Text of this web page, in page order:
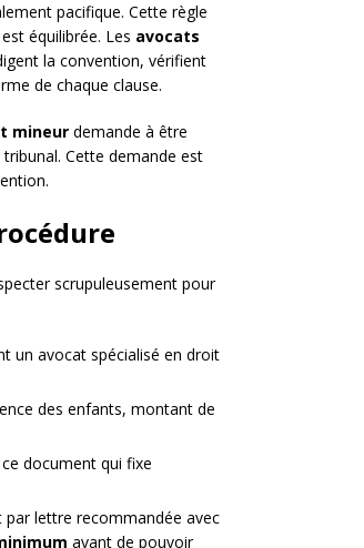
pacifique. Cette règle
équilibrée. Les avocats
la convention, vérifient
de chaque clause.
mineur demande à être
Cette demande est
scrupuleusement pour
un avocat spécialisé en droit
des enfants, montant de
document qui fixe
lettre recommandée avec
avant de pouvoir